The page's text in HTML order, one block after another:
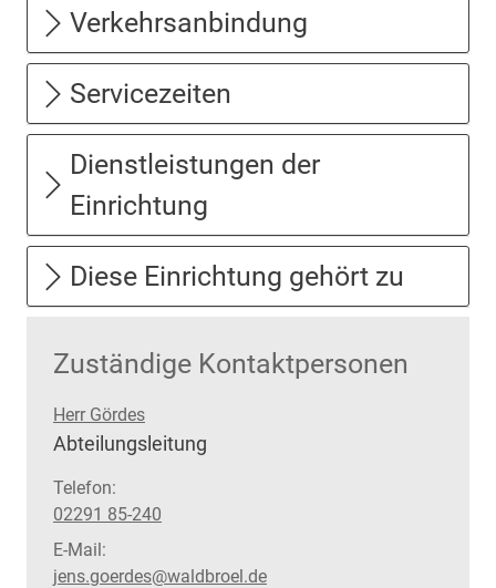
Verkehrsanbindung
Servicezeiten
Dienstleistungen der
Einrichtung
Diese Einrichtung gehört zu
Zuständige Kontaktpersonen
Herr Gördes
Position:
Abteilungsleitung
Telefon:
02291 85-240
E-Mail:
jens.goerdes@waldbroel.de